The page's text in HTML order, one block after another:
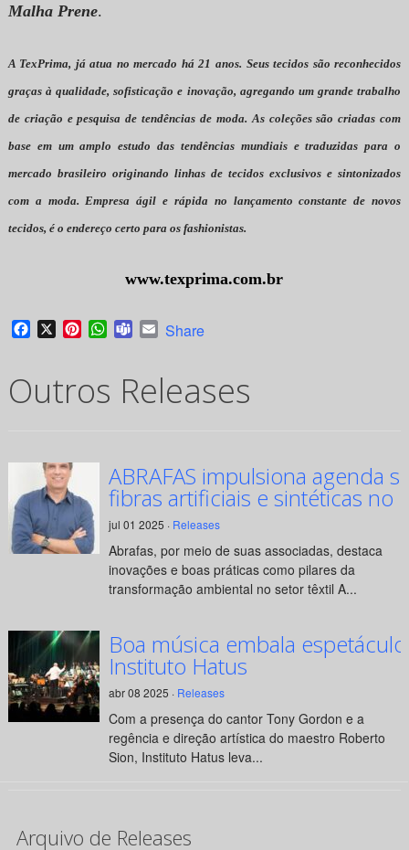
Malha Prene.
A TexPrima, já atua no mercado há 21 anos. Seus tecidos são reconhecidos
graças à qualidade, sofisticação e inovação, agregando um grande trabalho
de criação e pesquisa de tendências de moda. As coleções são criadas com
base em um amplo estudo das tendências mundiais e traduzidas para o
mercado brasileiro originando linhas de tecidos exclusivos e sintonizados
com a moda. Empresa ágil e rápida no lançamento constante de novos
tecidos, é o endereço certo para os fashionistas.
www.texprima.com.br
Facebook
X PinterestWhatsApp
TeamsEmail
Share
Outros Releases
ABRAFAS impulsiona agenda
fibras artificiais e sintéticas no
jul 01 2025 · Releases
Abrafas, por meio de suas associadas, destaca
inovações e boas práticas como pilares da
transformação ambiental no setor têxtil A...
Boa música embala
Instituto Hatus
abr 08 2025 · Releases
Com a presença do cantor Tony Gordon e a
regência e direção artística do maestro Roberto
Sion, Instituto Hatus leva...
Arquivo de Releases